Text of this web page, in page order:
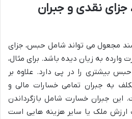
نقدی و جبران
مجعول می تواند شامل حبس، جزای
به زیان دیده باشد. برای مثال،
بیشتری را در پی دارد. علاوه بر
به جبران تمامی خسارات مالی و
این جبران خسارت شامل بازگرداندن
ارزش ملک یا سایر هزینه هایی است